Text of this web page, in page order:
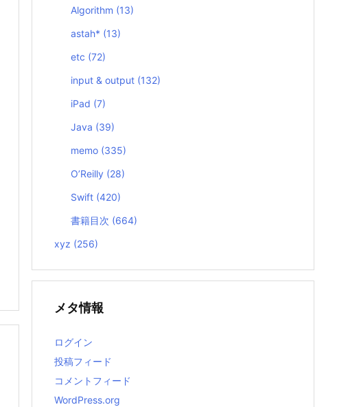
Algorithm (13)
astah* (13)
etc (72)
input & output (132)
iPad (7)
Java (39)
memo (335)
O’Reilly (28)
Swift (420)
書籍目次 (664)
xyz (256)
メタ情報
ログイン
投稿フィード
コメントフィード
WordPress.org